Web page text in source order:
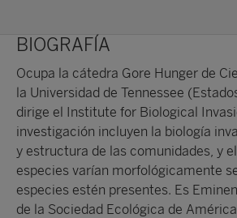
BIOGRAFÍA
Ocupa la cátedra Gore Hunger de
la Universidad de Tennessee
dirige el Institute for Biological
investigación incluyen la biología
y estructura de las comunidades, y
especies varían morfológicamente
especies estén presentes. Es
de la Sociedad Ecológica de